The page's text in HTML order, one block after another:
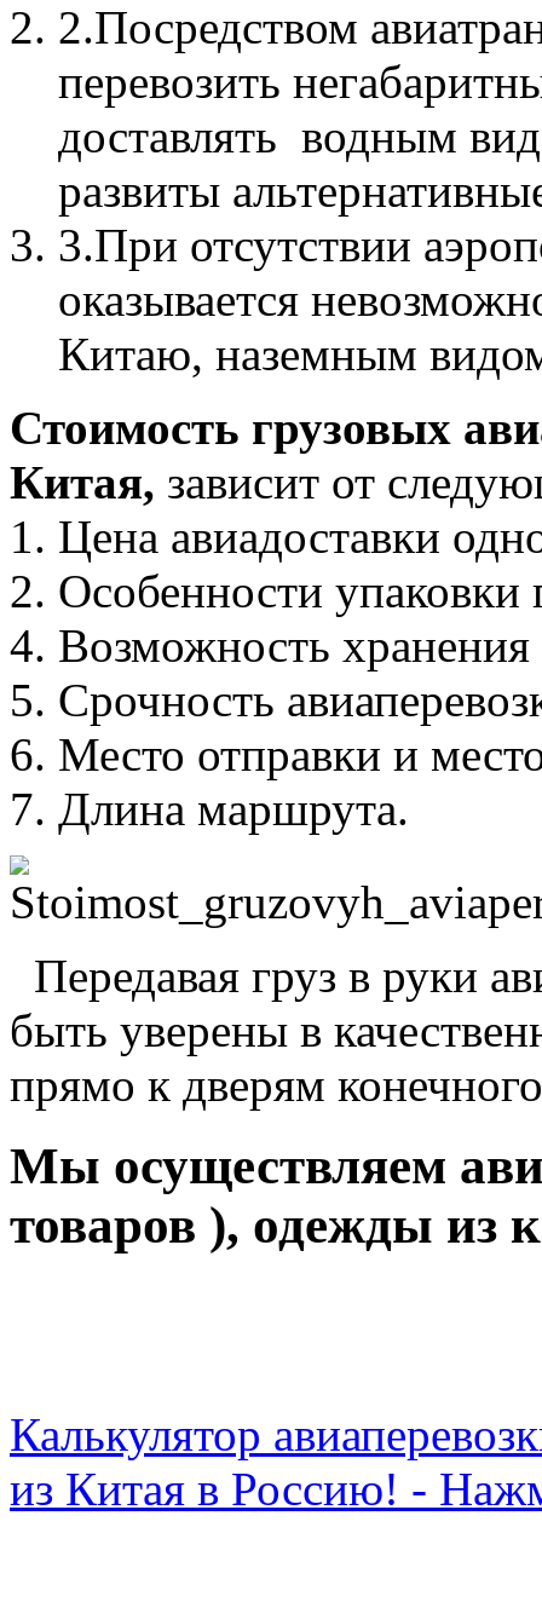
2.Посредством
перевозить
доставлять водным
развиты
3.При отсутствии
оказывается
Китаю, наземным
Стоимость грузовых
Китая, зависит от
1. Цена авиадоставки
2. Особенности упаковки
4. Возможность хранения
5. Срочность
6. Место отправки и
7. Длина маршрута.
Передавая груз в руки
быть уверены в
прямо к дверям
Мы осуществляем
товаров ), одежды из
Калькулятор
из Китая в Россию! -